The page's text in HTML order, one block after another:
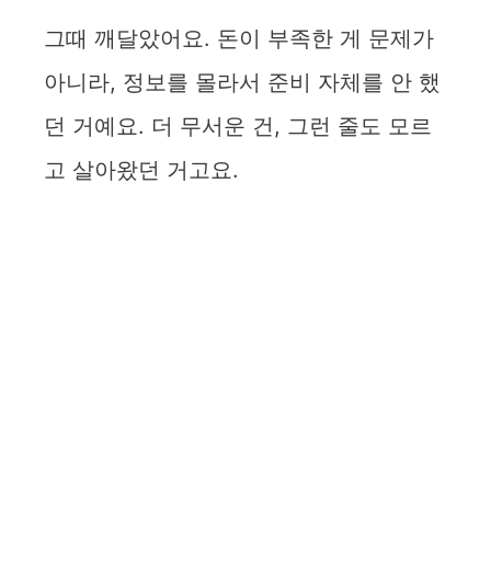
그때 깨달았어요. 돈이 부족한 게 문제가
아니라, 정보를 몰라서 준비 자체를 안 했
던 거예요. 더 무서운 건, 그런 줄도 모르
고 살아왔던 거고요.